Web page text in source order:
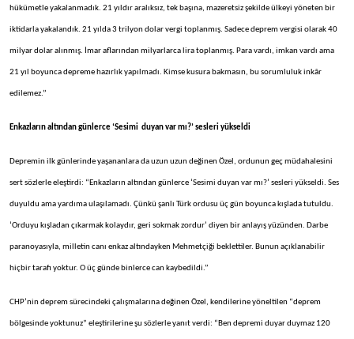
hükümetle yakalanmadık. 21 yıldır aralıksız, tek başına, mazeretsiz şekilde ülkeyi yöneten bir
iktidarla yakalandık. 21 yılda 3 trilyon dolar vergi toplanmış. Sadece deprem vergisi olarak 40
milyar dolar alınmış. İmar aflarından milyarlarca lira toplanmış. Para vardı, imkan vardı ama
21 yıl boyunca depreme hazırlık yapılmadı. Kimse kusura bakmasın, bu sorumluluk inkâr
edilemez.”
Enkazların altından günlerce ‘Sesimi duyan var mı?’ sesleri yükseldi
Depremin ilk günlerinde yaşananlara da uzun uzun değinen Özel, ordunun geç müdahalesini
sert sözlerle eleştirdi: “Enkazların altından günlerce ‘Sesimi duyan var mı?’ sesleri yükseldi. Ses
duyuldu ama yardıma ulaşılamadı. Çünkü şanlı Türk ordusu üç gün boyunca kışlada tutuldu.
‘Orduyu kışladan çıkarmak kolaydır, geri sokmak zordur’ diyen bir anlayış yüzünden. Darbe
paranoyasıyla, milletin canı enkaz altındayken Mehmetçiği beklettiler. Bunun açıklanabilir
hiçbir tarafı yoktur. O üç günde binlerce can kaybedildi.”
CHP’nin deprem sürecindeki çalışmalarına değinen Özel, kendilerine yöneltilen “deprem
bölgesinde yoktunuz” eleştirilerine şu sözlerle yanıt verdi: “Ben depremi duyar duymaz 120